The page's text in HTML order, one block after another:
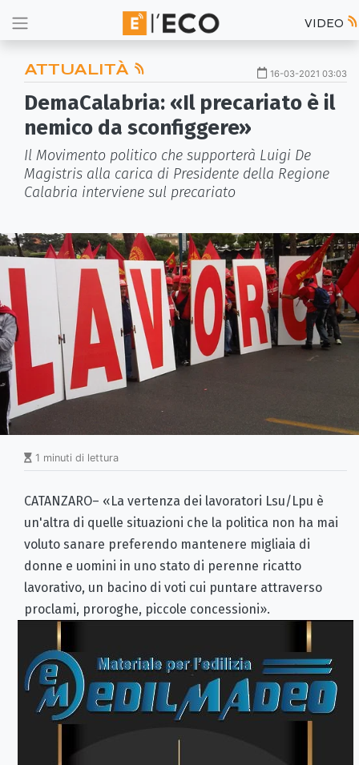
VIDEO
ATTUALITÀ 16-03-2021 03:03
DemaCalabria: «Il precariato è il
nemico da sconfiggere»
Il Movimento politico che supporterà Luigi De
Magistris alla carica di Presidente della Regione
Calabria interviene sul precariato
1 minuti di lettura
CATANZARO– «La vertenza dei lavoratori Lsu/Lpu è
un'altra di quelle situazioni che la politica non ha mai
voluto sanare preferendo mantenere migliaia di
donne e uomini in uno stato di perenne ricatto
lavorativo, un bacino di voti cui puntare attraverso
proclami, proroghe, piccole concessioni».